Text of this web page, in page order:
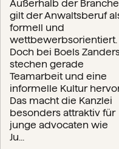
Außerhalb der Branche
gilt der Anwaltsberuf
formell und
wettbewerbsorientiert.
Doch bei Boels
stechen gerade
Teamarbeit und eine
informelle Kultur
Das macht die Kanzlei
besonders attraktiv für
junge advocaten wie
Ju...